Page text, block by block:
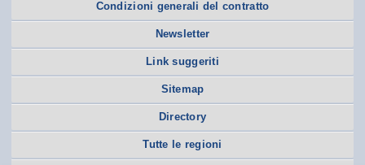
Condizioni generali del contratto
Newsletter
Link suggeriti
Sitemap
Directory
Tutte le regioni